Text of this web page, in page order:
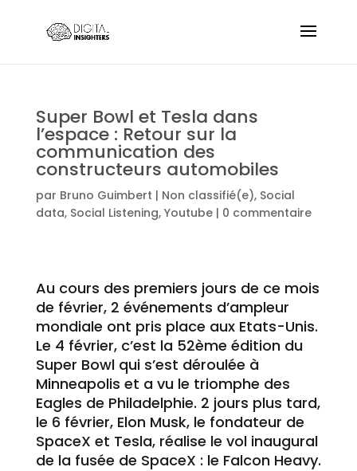
Super Bowl et Tesla dans
l’espace : Retour sur la
communication des
constructeurs automobiles
par Bruno Guimbert | Non classifié(e), Social
data, Social Listening, Youtube| 0 commentaire
Au cours des premiers jours de ce mois
de février, 2 événements d’ampleur
mondiale ont pris place aux Etats-Unis.
Le 4 février, c’est la 52ème édition du
Super Bowl qui s’est déroulée à
Minneapolis et a vu le triomphe des
Eagles de Philadelphie. 2 jours plus tard,
le 6 février, Elon Musk, le fondateur de
SpaceX et Tesla, réalise le vol inaugural
de la fusée de SpaceX : le Falcon Heavy.